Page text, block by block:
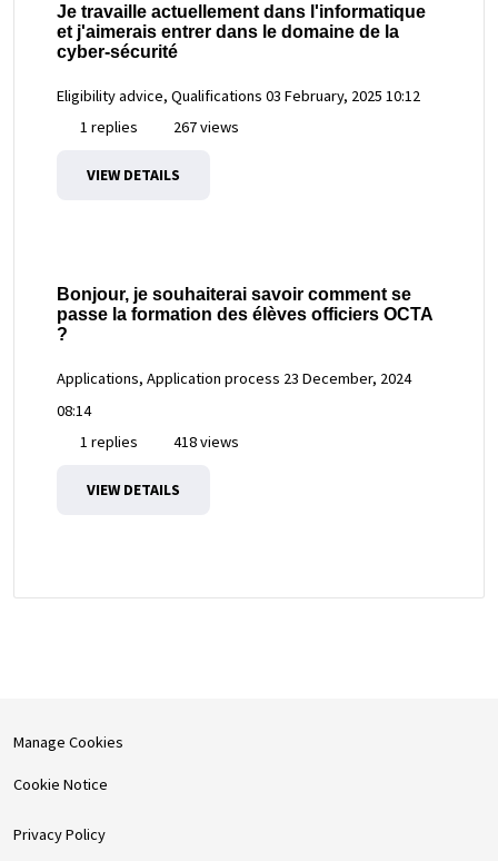
Je travaille actuellement dans l'informatique
et j'aimerais entrer dans le domaine de la
cyber-sécurité
Eligibility advice, Qualifications 03 February, 2025 10:12
1 replies
267 views
VIEW DETAILS
Bonjour, je souhaiterai savoir comment se
passe la formation des élèves officiers OCTA
?
Applications, Application process 23 December, 2024
08:14
1 replies
418 views
VIEW DETAILS
Manage Cookies
Cookie Notice
Privacy Policy